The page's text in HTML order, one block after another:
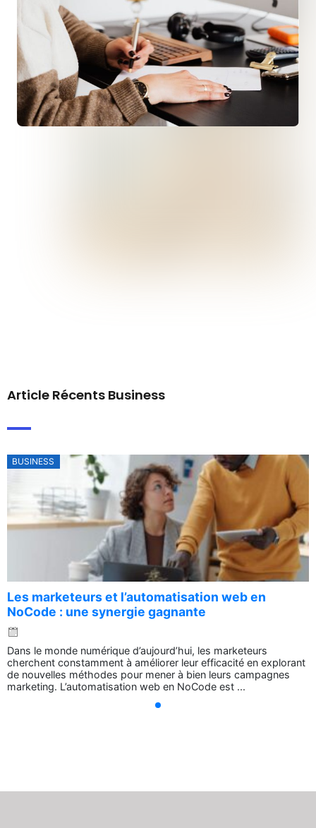
Article Récents Business
BUSINESS
Les marketeurs et l’automatisation web en
NoCode : une synergie gagnante
Dans le monde numérique d’aujourd’hui, les marketeurs
cherchent constamment à améliorer leur efficacité en explorant
de nouvelles méthodes pour mener à bien leurs campagnes
marketing. L’automatisation web en NoCode est ...